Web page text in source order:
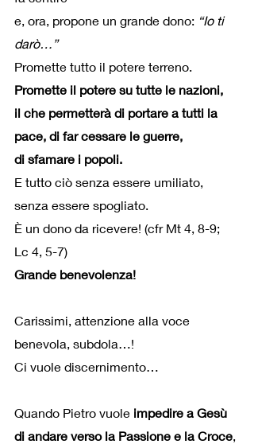
e, ora, propone un grande dono: “Io ti
darò…”
Promette tutto il potere terreno.
Promette il potere su tutte le nazioni,
il che permetterà di portare a tutti la
pace, di far cessare le guerre,
di sfamare i popoli.
E tutto ciò senza essere umiliato,
senza essere spogliato.
È un dono da ricevere! (cfr Mt 4, 8-9;
Lc 4, 5-7)
Grande benevolenza!
Carissimi, attenzione alla voce
benevola, subdola…!
Ci vuole discernimento…
Quando Pietro vuole impedire a Gesù
di andare verso la Passione e la Croce,